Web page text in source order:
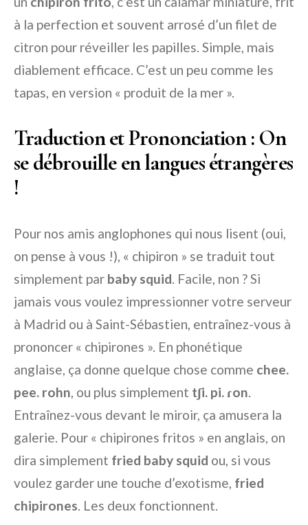
à la perfection et souvent arrosé d’un filet de
citron pour réveiller les papilles. Simple, mais
diablement efficace. C’est un peu comme les
tapas, en version « produit de la mer ».
Traduction et Prononciation : On
se débrouille en langues étrangères
!
Pour nos amis anglophones qui nous lisent (oui,
on pense à vous !), « chipiron » se traduit tout
simplement par baby squid. Facile, non ? Si
jamais vous voulez impressionner votre serveur
à Madrid ou à Saint-Sébastien, entraînez-vous à
prononcer « chipirones ». En phonétique
anglaise, ça donne quelque chose comme chee.
pee. rohn, ou plus simplement tʃi. pi. ɾon.
Entraînez-vous devant le miroir, ça amusera la
galerie. Pour « chipirones fritos » en anglais, on
dira simplement fried baby squid ou, si vous
voulez garder une touche d’exotisme, fried
chipirones. Les deux fonctionnent.